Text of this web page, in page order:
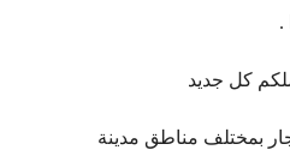
.
كل جديد
بمختلف مناطق مدينة